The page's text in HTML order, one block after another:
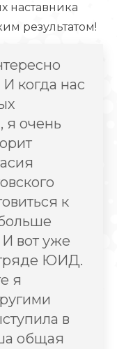
наставника
результатом!
И когда нас
я очень
к
И вот уже
ЮИД.
я
в
общая